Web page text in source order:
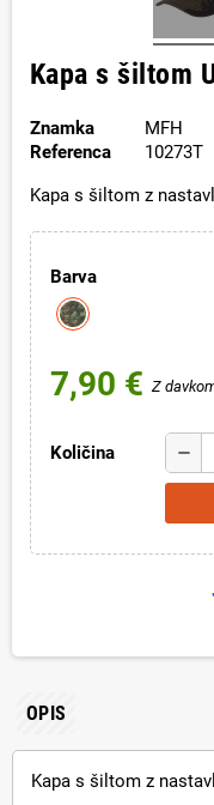
Kapa s šiltom
Znamka
MFH
Referenca
10273T
Kapa s šiltom z
Barva
7,90 € Z
Količina remove
OPIS
Kapa s šiltom z